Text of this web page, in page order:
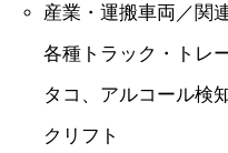
産業・運搬車両／関
各種トラック・トレ
タコ、アルコール検
クリフト